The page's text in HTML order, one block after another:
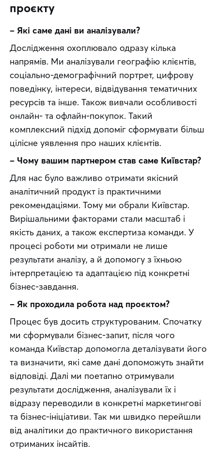
проєкту
– Які саме дані ви аналізували?
Дослідження охоплювало одразу кілька
напрямів. Ми аналізували географію клієнтів,
соціально-демографічний портрет, цифрову
поведінку, інтереси, відвідування тематичних
ресурсів та інше. Також вивчали особливості
онлайн- та офлайн-покупок. Такий
комплексний підхід допоміг сформувати більш
цілісне уявлення про наших клієнтів.
– Чому вашим партнером став саме Київстар?
Для нас було важливо отримати якісний
аналітичний продукт із практичними
рекомендаціями. Тому ми обрали Київстар.
Вирішальними факторами стали масштаб і
якість даних, а також експертиза команди. У
процесі роботи ми отримали не лише
результати аналізу, а й допомогу з їхньою
інтерпретацією та адаптацією під конкретні
бізнес-завдання.
– Як проходила робота над проєктом?
Процес був досить структурованим. Спочатку
ми сформували бізнес-запит, після чого
команда Київстар допомогла деталізувати його
та визначити, які саме дані допоможуть знайти
відповіді. Далі ми поетапно отримували
результати дослідження, аналізували їх і
відразу переводили в конкретні маркетингові
та бізнес-ініціативи. Так ми швидко перейшли
від аналітики до практичного використання
отриманих інсайтів.